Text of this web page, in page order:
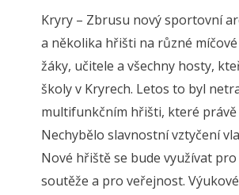
Kryry – Zbrusu nový sportovní
a několika hřišti na různé
žáky, učitele a všechny hosty,
školy v Kryrech. Letos to byl
multifunkčním hřišti, které
Nechybělo slavnostní vztyčení
Nové hřiště se bude využívat
soutěže a pro veřejnost.